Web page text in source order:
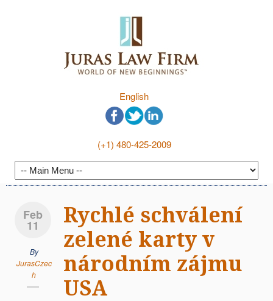
English
(+1) 480-425-2009
Feb
11
By
JurasCzec
h
Rychlé schválení
zelené karty v
národním zájmu
USA